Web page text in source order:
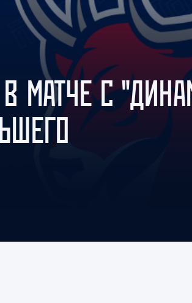
Амур
Барыс
Салават Юлаев
Сибирь
МАТЧЕ С